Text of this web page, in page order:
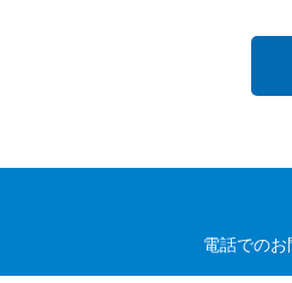
電話でのお